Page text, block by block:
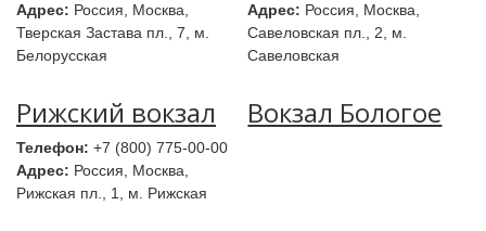
Адрес: Россия, Москва,
Тверская Застава пл., 7, м.
Белорусская
Адрес: Россия, Москва,
Савеловская пл., 2, м.
Савеловская
Рижский вокзал
Телефон: +7 (800) 775-00-00
Адрес: Россия, Москва,
Рижская пл., 1, м. Рижская
Вокзал Бологое